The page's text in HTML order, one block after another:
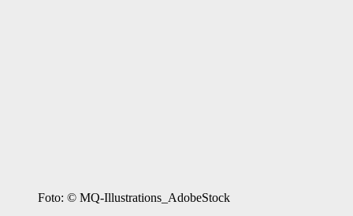
Foto: © MQ-Illustrations_AdobeStock